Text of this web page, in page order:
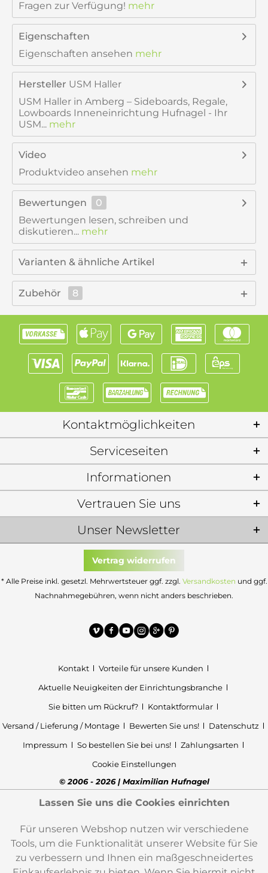
Fragen zur Verfügung! mehr
Eigenschaften
Eigenschaften ansehen mehr
Hersteller USM Haller
USM Haller in Amberg – Sideboards, Regale,
Lowboards Inneneinrichtung Hufnagel - Ihr
USM... mehr
Video
Produktvideo ansehen mehr
Bewertungen
0
Bewertungen lesen, schreiben und
diskutieren... mehr
Varianten & ähnliche Artikel
Zubehör 8
Kontaktmöglichkeiten
Serviceseiten
Informationen
Unser Newsletter
Vertrauen Sie uns
Vertrag widerrufen
* Alle Preise inkl. gesetzl. Mehrwertsteuer ggf. zzgl. Versandkosten und ggf.
Nachnahmegebühren, wenn nicht anders beschrieben.
Kontakt
Vorteile für unsere Kunden
Aktuelle Neuigkeiten der Einrichtungsbranche
Sie bitten um Rückruf?
Kontaktformular
Versand / Lieferung / Montage
Bewerten Sie uns!
Datenschutz
Impressum
So bestellen Sie bei uns!
Zahlungsarten
Cookie Einstellungen
© 2006 - 2026 | Maximilian Hufnagel
Lassen Sie uns die Cookies einrichten
Für unseren Webshop nutzen wir verschiedene
Tools, um die Funktionalität unserer Website für Sie
zu verbessern und Ihnen ein maßgeschneidertes